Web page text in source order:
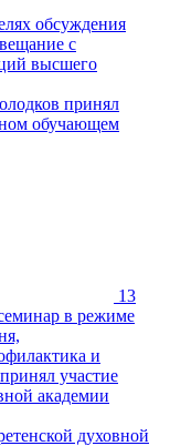
обсуждения
с
высшего
принял
обучающем
13
в режиме
и
участие
академии
духовной